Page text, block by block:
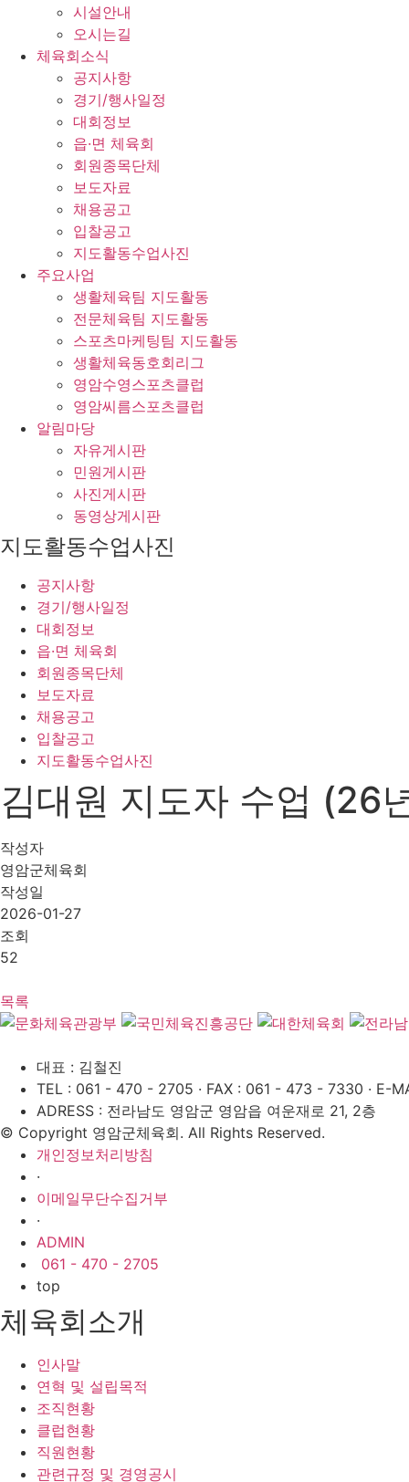
시설안내
오시는길
체육회소식
공지사항
경기/행사일정
대회정보
읍·면 체육회
회원종목단체
보도자료
채용공고
입찰공고
지도활동수업사진
주요사업
생활체육팀 지도활동
전문체육팀 지도활동
스포츠마케팅팀 지도활동
생활체육동호회리그
영암수영스포츠클럽
영암씨름스포츠클럽
알림마당
자유게시판
민원게시판
사진게시판
동영상게시판
지도활동수업사진
공지사항
경기/행사일정
대회정보
읍·면 체육회
회원종목단체
보도자료
채용공고
입찰공고
지도활동수업사진
김대원 지도자 수업 (26
작성자
영암군체육회
작성일
2026-01-27
조회
52
목록
대표 : 김철진
TEL : 061 - 470 - 2705 · FAX : 061 - 473 - 7330 · E-
ADRESS : 전라남도 영암군 영암읍 여운재로 21, 2층
© Copyright 영암군체육회. All Rights Reserved.
개인정보처리방침
·
이메일무단수집거부
·
ADMIN
061 - 470 - 2705
top
체육회소개
인사말
연혁 및 설립목적
조직현황
클럽현황
직원현황
관련규정 및 경영공시